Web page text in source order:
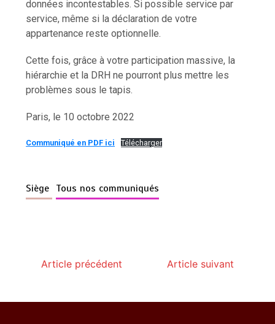
données incontestables. Si possible service par
service, même si la déclaration de votre
appartenance reste optionnelle.
Cette fois, grâce à votre participation massive, la
hiérarchie et la DRH ne pourront plus mettre les
problèmes sous le tapis.
Paris, le 10 octobre 2022
Communiqué en PDF ici Télécharger
Siège Tous nos communiqués
Article précédent Article suivant